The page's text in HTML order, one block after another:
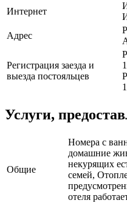
Интернет
Адрес
Регистрация заезда и
выезда постояльцев
Услуги,
Общие
Номера с
домашние
некурящих
семей,
отеля